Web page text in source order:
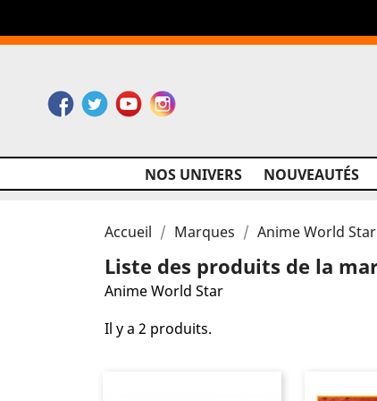
Facebook
TwitterYouTubeInstagram
NOS UNIVERS NOUVEAUTÉS
Accueil Marques Anime World Star
Liste des produits de la
Anime World Star
Il y a 2 produits.